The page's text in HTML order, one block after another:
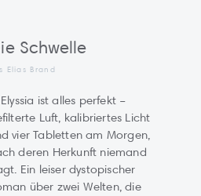
Schwelle
Elias Brand
ist alles perfekt –
Luft, kalibriertes Licht
vier Tabletten am Morgen,
deren Herkunft niemand
Ein leiser dystopischer
über zwei Welten, die